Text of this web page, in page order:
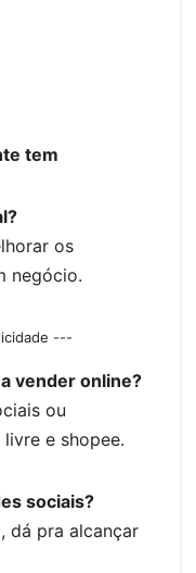
tem
os
negócio.
---
vender online?
ou
e shopee.
sociais?
dá pra alcançar